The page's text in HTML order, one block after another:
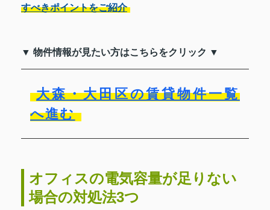
すべきポイントをご紹介
▼ 物件情報が見たい方はこちらをクリック ▼
大森・大田区の賃貸物件一覧
へ進む
オフィスの電気容量が足りない
場合の対処法3つ